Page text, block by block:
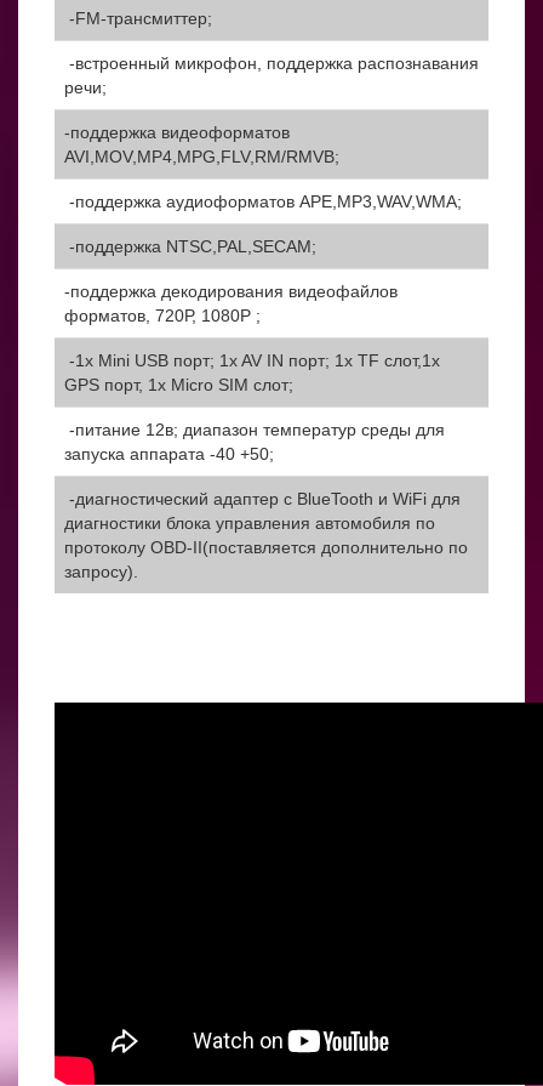
-FM-трансмиттер;
-встроенный микрофон, поддержка распознавания
речи;
-поддержка видеоформатов
AVI,MOV,MP4,MPG,FLV,RM/RMVB;
-поддержка аудиоформатов APE,MP3,WAV,WMA;
-поддержка NTSC,PAL,SECAM;
-поддержка декодирования видеофайлов
форматов, 720Р, 1080Р ;
-1x Mini USB порт; 1x AV IN порт; 1x TF слот,1x
GPS порт, 1x Micro SIM слот;
-питание 12в; диапазон температур среды для
запуска аппарата -40 +50;
-диагностический адаптер с BlueTooth и WiFi для
диагностики блока управления автомобиля по
протоколу OBD-II(поставляется дополнительно по
запросу).